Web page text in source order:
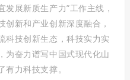
发展新质生产力”工作主线，
创新和产业创新深度融合，
科技创新生态，科技实力实
为奋力谱写中国式现代化山
有力科技支撑。